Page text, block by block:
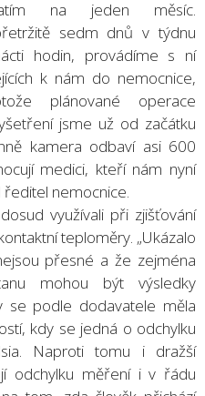
na jeden měsíc.
sedm dnů v týdnu
hodin, provádíme s ní
k nám do nemocnice,
plánované operace
jsme už od začátku
kamera odbaví asi 600
medici, kteří nám nyní
nemocnice.
využívali při zjišťování
teploměry. „Ukázalo
přesné a že zejména
mohou být výsledky
se podle dodavatele měla
kdy se jedná o odchylku
Naproti tomu i dražší
odchylku měření i v řádu